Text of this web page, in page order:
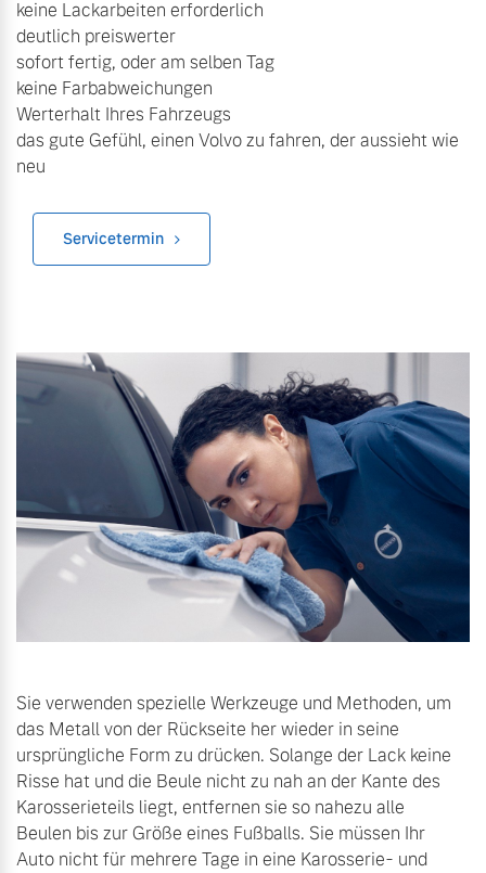
keine Lackarbeiten erforderlich
deutlich preiswerter
sofort fertig, oder am selben Tag
keine Farbabweichungen
Werterhalt Ihres Fahrzeugs
das gute Gefühl, einen Volvo zu fahren, der aussieht wie
neu
Servicetermin
Sie verwenden spezielle Werkzeuge und Methoden, um
das Metall von der Rückseite her wieder in seine
ursprüngliche Form zu drücken. Solange der Lack keine
Risse hat und die Beule nicht zu nah an der Kante des
Karosserieteils liegt, entfernen sie so nahezu alle
Beulen bis zur Größe eines Fußballs. Sie müssen Ihr
Auto nicht für mehrere Tage in eine Karosserie- und